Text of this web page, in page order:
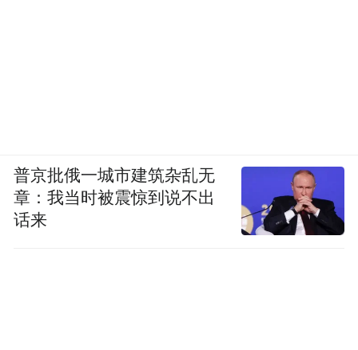
普京批俄一城市建筑杂乱无
章：我当时被震惊到说不出
话来